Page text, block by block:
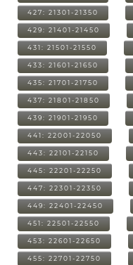
427: 21301-21350
429: 21401-21450
431: 21501-21550
433: 21601-21650
435: 21701-21750
437: 21801-21850
439: 21901-21950
441: 22001-22050
443: 22101-22150
445: 22201-22250
447: 22301-22350
449: 22401-22450
451: 22501-22550
453: 22601-22650
455: 22701-22750